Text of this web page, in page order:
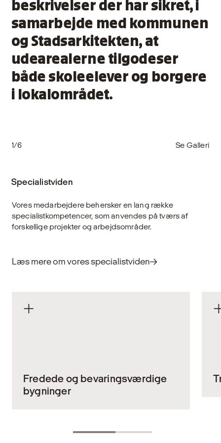
beskrivelser der har sikret, i
samarbejde med kommunen
og Stadsarkitekten, at
udearealerne tilgodeser
både skoleelever og borgere
i lokalområdet.
1/6 Se Galleri
Specialistviden
Vores medarbejdere behersker en lang række
specialistkompetencer, som anvendes på tværs af
forskellige projekter og arbejdsområder.
Læs mere om vores specialistviden
Fredede og bevaringsværdige
bygninger
rummer arkitektoniske og kulturhistoriske